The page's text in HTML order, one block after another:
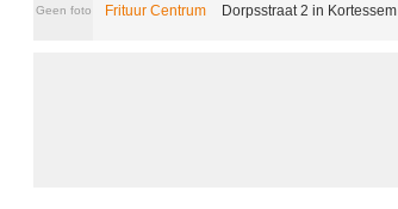
Geen foto Frituur Centrum Dorpsstraat 2 in Kortessem